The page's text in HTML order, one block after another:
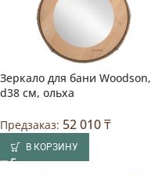
Зеркало для бани Woodson,
d38 см, ольха
Предзаказ: 52 010₸
В КОРЗИНУ